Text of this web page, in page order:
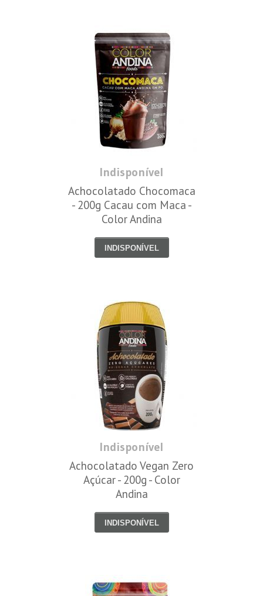
Indisponível
Achocolatado Chocomaca
- 200g Cacau com Maca -
Color Andina
INDISPONÍVEL
Indisponível
Achocolatado Vegan Zero
Açúcar - 200g - Color
Andina
INDISPONÍVEL